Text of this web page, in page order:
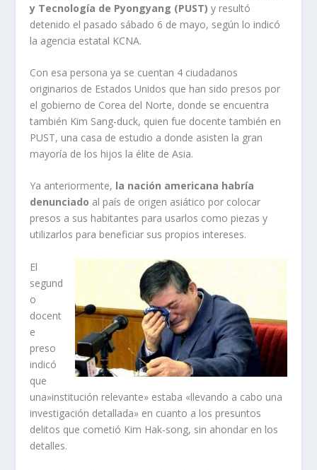
y Tecnología de Pyongyang (PUST) y resultó
detenido el pasado sábado 6 de mayo, según lo indicó
la agencia estatal KCNA.
Con esa persona ya se cuentan 4 ciudadanos
originarios de Estados Unidos que han sido presos por
el gobierno de Corea del Norte, donde se encuentra
también Kim Sang-duck, quien fue docente también en
PUST, una casa de estudio a donde asisten la gran
mayoría de los hijos la élite de Asia.
Ya anteriormente, la nación americana habría
denunciado al país de origen asiático por colocar
presos a sus habitantes para usarlos como piezas y
utilizarlos para beneficiar sus propios intereses.
El
segund
o
docent
e
preso
indicó
que
una»institución relevante» estaba «llevando a cabo una
investigación detallada» en cuanto a los presuntos
delitos que cometió Kim Hak-song, sin ahondar en los
detalles.